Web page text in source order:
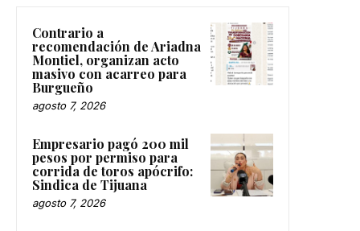
Contrario a
recomendación de Ariadna
Montiel, organizan acto
masivo con acarreo para
Burgueño
agosto 7, 2026
Empresario pagó 200 mil
pesos por permiso para
corrida de toros apócrifo:
Sindica de Tijuana
agosto 7, 2026